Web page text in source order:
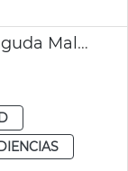
Adjudicació sanejament avinguda Malva-rosa